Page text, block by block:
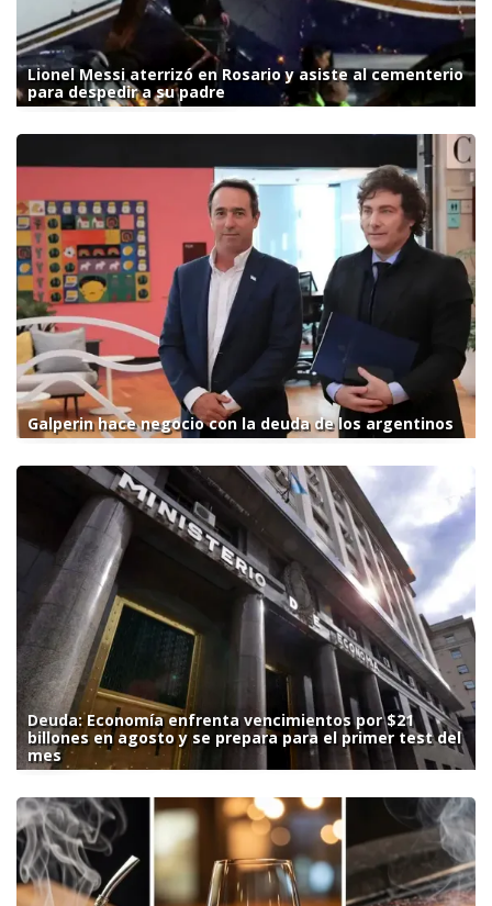
Lionel Messi aterrizó en Rosario y asiste al cementerio
para despedir a su padre
Galperin hace negocio con la deuda de los argentinos
Deuda: Economía enfrenta vencimientos por $21
billones en agosto y se prepara para el primer test del
mes